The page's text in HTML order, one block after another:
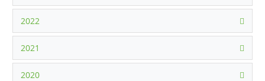
2022
2021
2020